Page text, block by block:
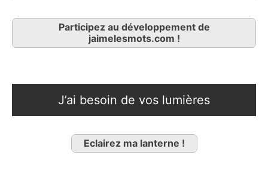
Participez au développement de
jaimelesmots.com !
J’ai besoin de vos lumières
Eclairez ma lanterne !